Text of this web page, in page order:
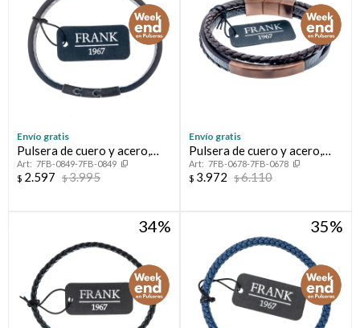
Envío gratis
Pulsera de cuero y acero,
FRANK7FB-0849-7FB-0849
$ 2.597 $3.995
Envío gratis
Pulsera de cuero y acero,
FRANK7FB-0678-7FB-0678
$ 3.972 $6.110
34 35